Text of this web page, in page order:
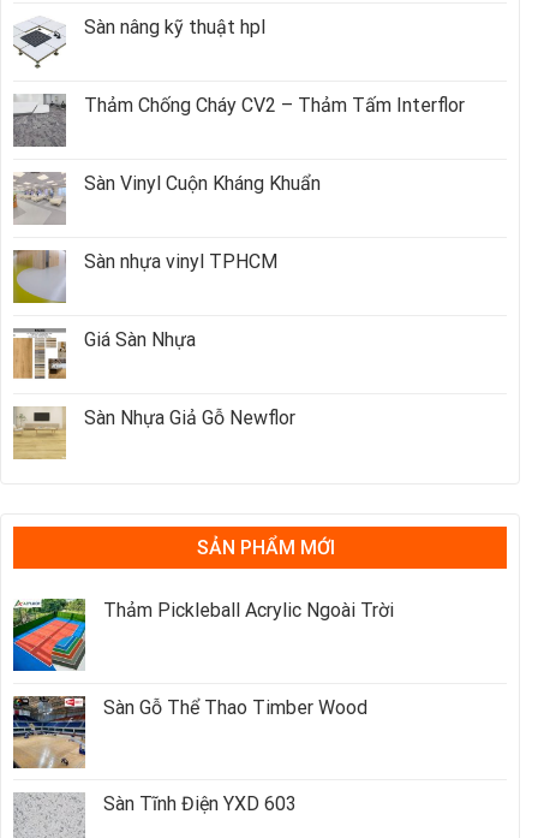
Sàn nâng kỹ thuật hpl
Thảm Chống Cháy CV2 – Thảm Tấm Interflor
Sàn Vinyl Cuộn Kháng Khuẩn
Sàn nhựa vinyl TPHCM
Giá Sàn Nhựa
Sàn Nhựa Giả Gỗ Newflor
SẢN PHẨM MỚI
Thảm Pickleball Acrylic Ngoài Trời
Sàn Gỗ Thể Thao Timber Wood
Sàn Tĩnh Điện YXD 603